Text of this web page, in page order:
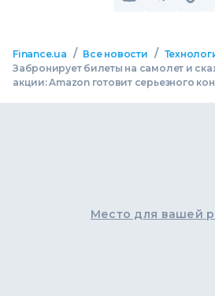
Finance.ua / Все новости /
Забронирует билеты на самолет и
акции: Amazon готовит серьезного
Место для вашей